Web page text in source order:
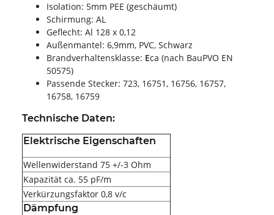
Isolation: 5mm PEE (geschäumt)
Schirmung: AL
Geflecht: Al 128 x 0,12
Außenmantel: 6,9mm, PVC, Schwarz
Brandverhaltensklasse: Eca (nach BauPVO EN
50575)
Passende Stecker: 723, 16751, 16756, 16757,
16758, 16759
Technische Daten:
Elektrische Eigenschaften
Wellenwiderstand 75 +/-3 Ohm
Kapazität ca. 55 pF/m
Verkürzungsfaktor 0,8 v/c
Dämpfung